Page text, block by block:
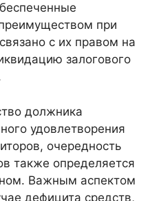
при
с их правом на
залогового
должника
удовлетворения
очередность
также определяется
Важным аспектом
дефицита средств,